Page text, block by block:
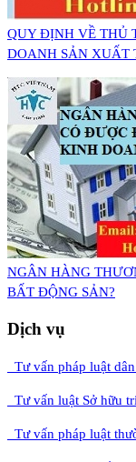
QUY ĐỊNH VỀ THỦ
DOANH SẢN XUẤT
NGÂN HÀNG
BẤT ĐỘNG SẢN?
Dịch vụ
Tư vấn pháp luật
Tư vấn luật Sở hữu
Tư vấn pháp luật